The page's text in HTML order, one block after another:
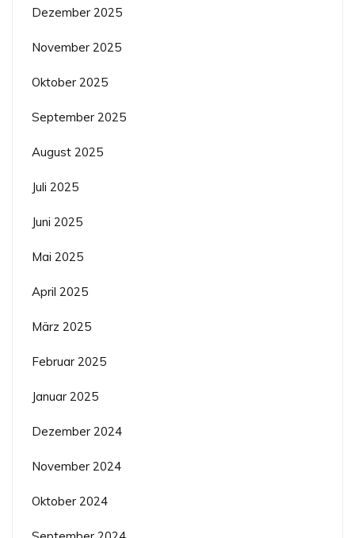
Dezember 2025
November 2025
Oktober 2025
September 2025
August 2025
Juli 2025
Juni 2025
Mai 2025
April 2025
März 2025
Februar 2025
Januar 2025
Dezember 2024
November 2024
Oktober 2024